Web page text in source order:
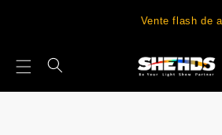
Vente flash de